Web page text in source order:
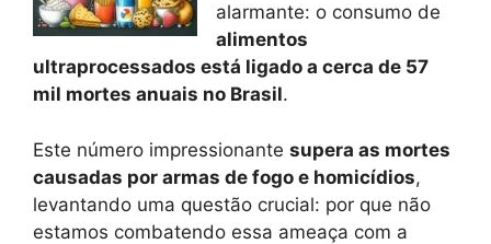
alarmante: o consumo de
alimentos
ultraprocessados está ligado a cerca de 57
mil mortes anuais no Brasil.
Este número impressionante supera as mortes
causadas por armas de fogo e homicídios,
levantando uma questão crucial: por que não
estamos combatendo essa ameaça com a